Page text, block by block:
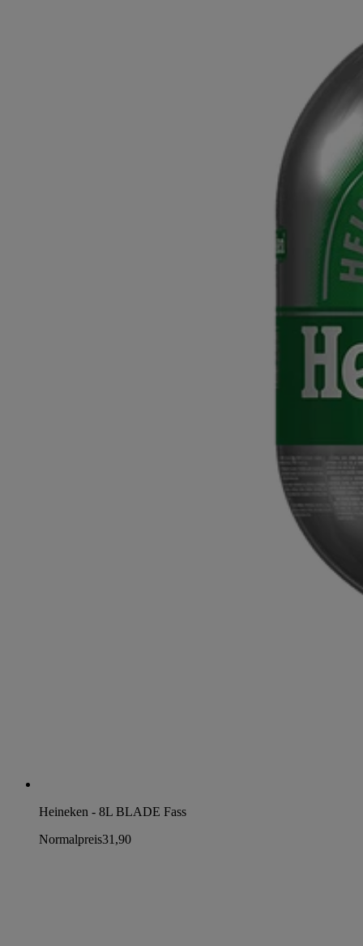
Heineken - 8L BLADE Fass
Normalpreis31,90